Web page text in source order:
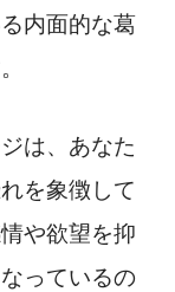
内面的な葛
は、あなた
を象徴して
や欲望を抑
っているの